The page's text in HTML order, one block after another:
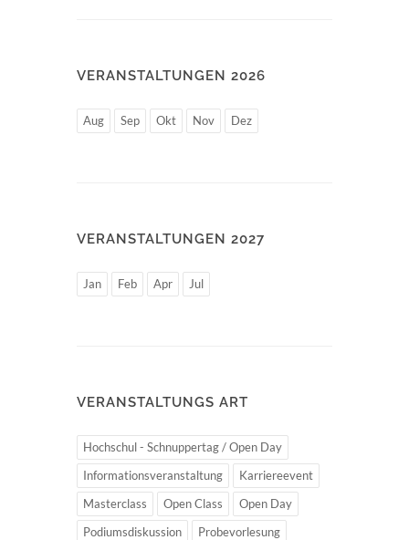
VERANSTALTUNGEN 2026
Aug Sep Okt Nov Dez
VERANSTALTUNGEN 2027
Jan Feb Apr Jul
VERANSTALTUNGS ART
Hochschul - Schnuppertag / Open Day
Informationsveranstaltung
Karriereevent
Masterclass
Open Class
Open Day
Podiumsdiskussion
Probevorlesung